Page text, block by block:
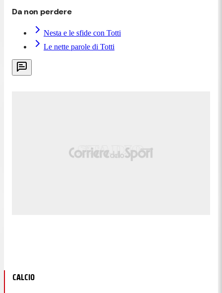
Da non perdere
Nesta e le sfide con Totti
Le nette parole di Totti
CALCIO